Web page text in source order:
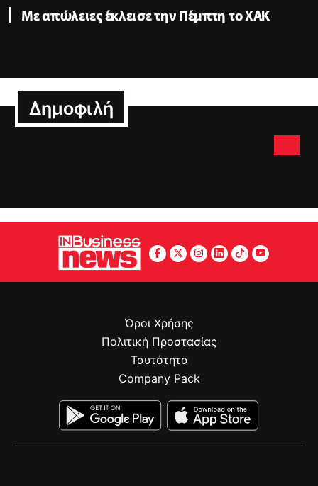
Με απώλειες έκλεισε την Πέμπτη το ΧΑΚ
Δημοφιλή
Όροι Χρήσης
Πολιτική Προστασίας
Ταυτότητα
Company Pack